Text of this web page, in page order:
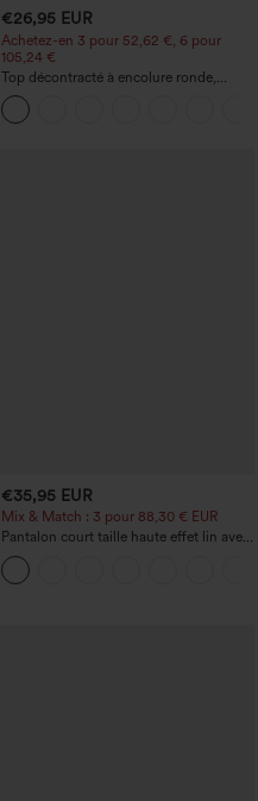
€26,95 EUR
Achetez-en 3 pour 52,62 €, 6 pour
105,24 €
Top décontracté à encolure ronde,
manches chauve-souris et coupe ample
€35,95 EUR
Mix & Match : 3 pour 88,30 € EUR
Pantalon court taille haute effet lin avec
poche zippée